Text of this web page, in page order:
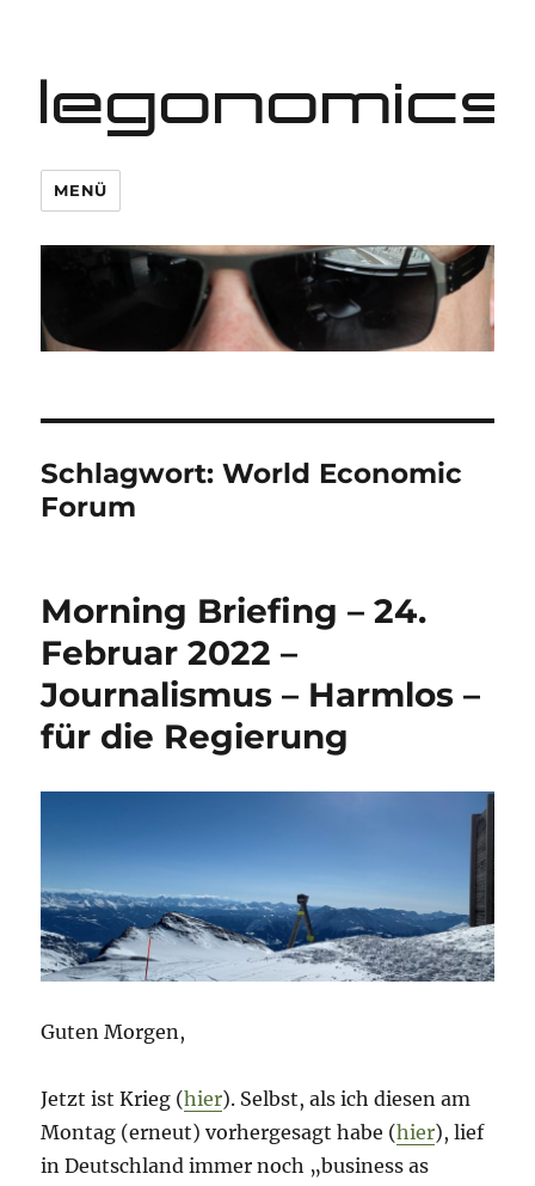
legonomics
MENÜ
Schlagwort:World Economic
Forum
Morning Briefing – 24.
Februar 2022 –
Journalismus – Harmlos –
für die Regierung
Guten Morgen,
Jetzt ist Krieg (hier). Selbst, als ich diesen am
Montag (erneut) vorhergesagt habe (hier), lief
in Deutschland immer noch „business as